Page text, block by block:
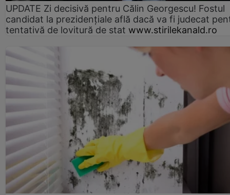
UPDATE Zi decisivă pentru Călin Georgescu! Fostul
candidat la prezidențiale află dacă va fi judecat
tentativă de lovitură de stat www.stirilekanald.ro